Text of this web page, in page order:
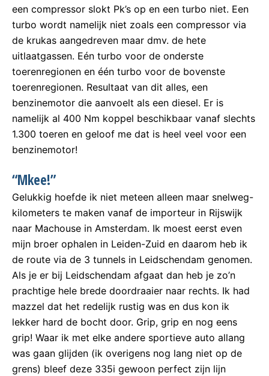
een compressor slokt Pk’s op en een turbo niet. Een
turbo wordt namelijk niet zoals een compressor via
de krukas aangedreven maar dmv. de hete
uitlaatgassen. Eén turbo voor de onderste
toerenregionen en één turbo voor de bovenste
toerenregionen. Resultaat van dit alles, een
benzinemotor die aanvoelt als een diesel. Er is
namelijk al 400 Nm koppel beschikbaar vanaf slechts
1.300 toeren en geloof me dat is heel veel voor een
benzinemotor!
“Mkee!”
Gelukkig hoefde ik niet meteen alleen maar snelweg-
kilometers te maken vanaf de importeur in Rijswijk
naar Machouse in Amsterdam. Ik moest eerst even
mijn broer ophalen in Leiden-Zuid en daarom heb ik
de route via de 3 tunnels in Leidschendam genomen.
Als je er bij Leidschendam afgaat dan heb je zo’n
prachtige hele brede doordraaier naar rechts. Ik had
mazzel dat het redelijk rustig was en dus kon ik
lekker hard de bocht door. Grip, grip en nog eens
grip! Waar ik met elke andere sportieve auto allang
was gaan glijden (ik overigens nog lang niet op de
grens) bleef deze 335i gewoon perfect zijn lijn